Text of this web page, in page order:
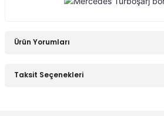
Ürün Yorumları
Taksit Seçenekleri